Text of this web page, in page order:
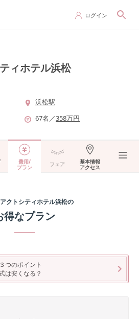
ログイン
ィホテル浜松
浜松駅
67名 ／358万円
費用/
プラン フェア 基本情報
アクセス
クトシティホテル浜松の
得なプラン
つのポイント
は安くなる？